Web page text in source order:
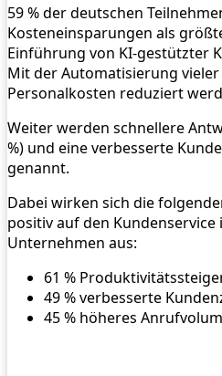
59 % der deutschen
Kosteneinsparungen als
Einführung von KI-gestützter
Mit der Automatisierung
Personalkosten reduziert
Weiter werden schnellere
%) und eine verbesserte
genannt.
Dabei wirken sich die
positiv auf den Kundenservice
Unternehmen aus:
61 %
49 % verbesserte
45 % höheres